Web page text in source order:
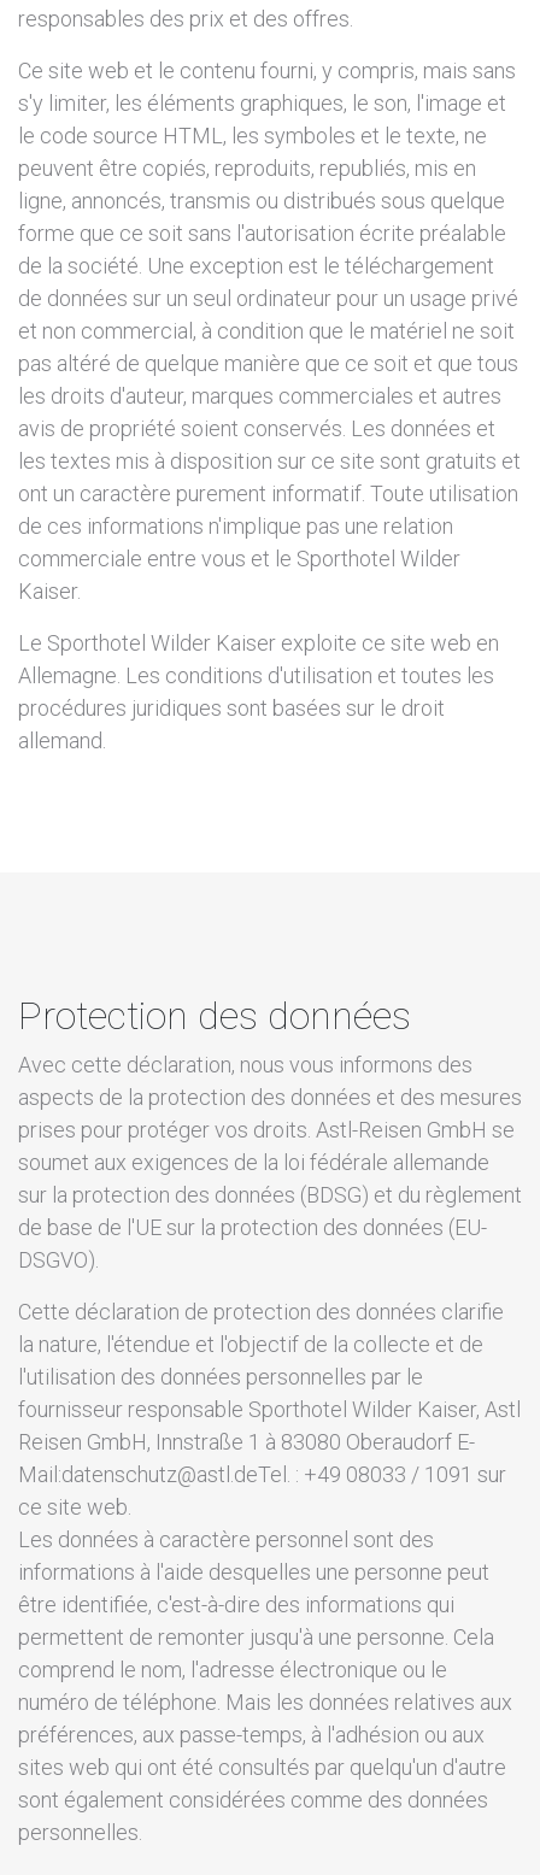
responsables des prix et des offres.
Ce site web et le contenu fourni, y compris, mais sans
s'y limiter, les éléments graphiques, le son, l'image et
le code source HTML, les symboles et le texte, ne
peuvent être copiés, reproduits, republiés, mis en
ligne, annoncés, transmis ou distribués sous quelque
forme que ce soit sans l'autorisation écrite préalable
de la société. Une exception est le téléchargement
de données sur un seul ordinateur pour un usage privé
et non commercial, à condition que le matériel ne soit
pas altéré de quelque manière que ce soit et que tous
les droits d'auteur, marques commerciales et autres
avis de propriété soient conservés. Les données et
les textes mis à disposition sur ce site sont gratuits et
ont un caractère purement informatif. Toute utilisation
de ces informations n'implique pas une relation
commerciale entre vous et le Sporthotel Wilder
Kaiser.
Le Sporthotel Wilder Kaiser exploite ce site web en
Allemagne. Les conditions d'utilisation et toutes les
procédures juridiques sont basées sur le droit
allemand.
Protection des données
Avec cette déclaration, nous vous informons des
aspects de la protection des données et des mesures
prises pour protéger vos droits. Astl-Reisen GmbH se
soumet aux exigences de la loi fédérale allemande
sur la protection des données (BDSG) et du règlement
de base de l'UE sur la protection des données (EU-
DSGVO).
Cette déclaration de protection des données clarifie
la nature, l'étendue et l'objectif de la collecte et de
l'utilisation des données personnelles par le
fournisseur responsable Sporthotel Wilder Kaiser, Astl
Reisen GmbH, Innstraße 1 à 83080 Oberaudorf E-
Mail:datenschutz@astl.deTel. : +49 08033 / 1091 sur
ce site web.
Les données à caractère personnel sont des
informations à l'aide desquelles une personne peut
être identifiée, c'est-à-dire des informations qui
permettent de remonter jusqu'à une personne. Cela
comprend le nom, l'adresse électronique ou le
numéro de téléphone. Mais les données relatives aux
préférences, aux passe-temps, à l'adhésion ou aux
sites web qui ont été consultés par quelqu'un d'autre
sont également considérées comme des données
personnelles.